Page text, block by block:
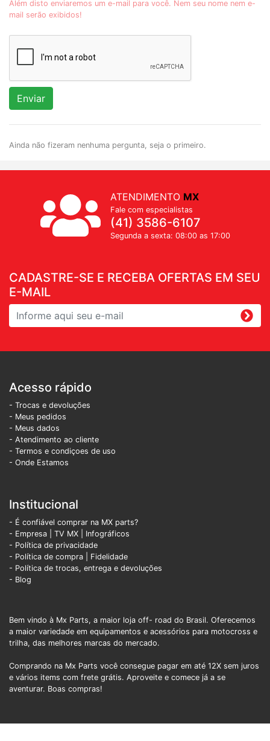
Além disto enviaremos um e-mail para você. Nem seu nome nem e-
mail serão exibidos!
Enviar
Ainda não fizeram nenhuma pergunta, seja o primeiro.
CADASTRE-SE E RECEBA OFERTAS EM SEU
E-MAIL
ATENDIMENTO MX
Fale com especialistas
(41) 3586-6107
Segunda a sexta: 08:00 as 17:00
Acesso rápido
- Trocas e devoluções
- Meus pedidos
- Meus dados
- Atendimento ao cliente
- Termos e condiçoes de uso
- Onde Estamos
Institucional
- É confiável comprar na MX parts?
- Empresa
TV MX
Infográficos
- Política de privacidade
- Política de compra | Fidelidade
- Política de trocas, entrega e devoluções
- Blog
Bem vindo à Mx Parts, a maior loja off- road do Brasil. Oferecemos
a maior variedade em equipamentos e acessórios para motocross e
trilha, das melhores marcas do mercado.
Comprando na Mx Parts você consegue pagar em até 12X sem juros
e vários items com frete grátis. Aproveite e comece já a se
aventurar. Boas compras!